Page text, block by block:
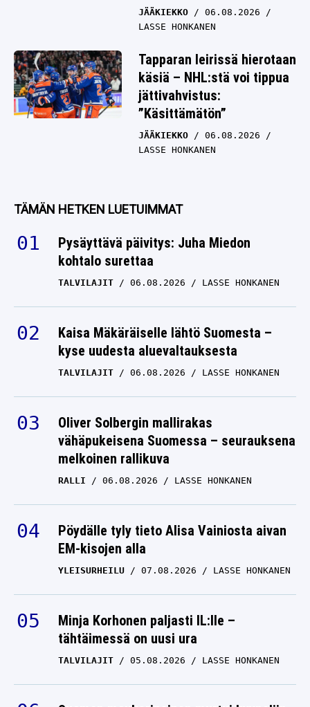
JÄÄKIEKKO
06.08.2026
LASSE HONKANEN
Tapparan leirissä hierotaan
käsiä – NHL:stä voi tippua
jättivahvistus:
”Käsittämätön”
JÄÄKIEKKO
06.08.2026
LASSE HONKANEN
TÄMÄN HETKEN LUETUIMMAT
Pysäyttävä päivitys: Juha Miedon
kohtalo surettaa
TALVILAJIT 06.08.2026 LASSE HONKANEN
Kaisa Mäkäräiselle lähtö Suomesta –
kyse uudesta aluevaltauksesta
TALVILAJIT 06.08.2026 LASSE HONKANEN
Oliver Solbergin mallirakas
vähäpukeisena Suomessa – seurauksena
melkoinen rallikuva
RALLI 06.08.2026 LASSE HONKANEN
Pöydälle tyly tieto Alisa Vainiosta aivan
EM-kisojen alla
YLEISURHEILU 07.08.2026 LASSE HONKANEN
Minja Korhonen paljasti IL:lle –
tähtäimessä on uusi ura
TALVILAJIT 05.08.2026 LASSE HONKANEN